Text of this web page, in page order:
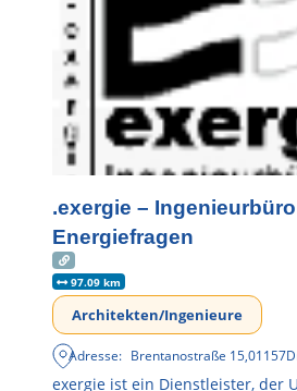
.exergie –
Energiefragen
97.09 km
Architekten/Ingenieure
Adresse: Brentanostraße 15,01157
exergie ist ein Dienstleister, der